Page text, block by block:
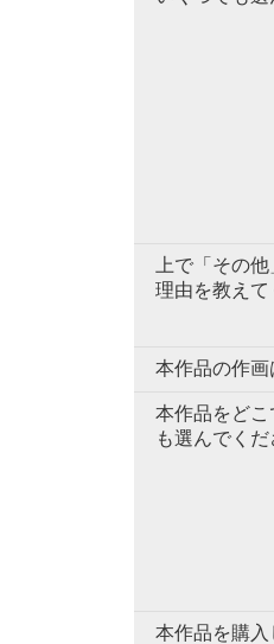
上で「その
理由を教えて
本作品の作画
本作品をど
も選んでくだ
本作品を購入